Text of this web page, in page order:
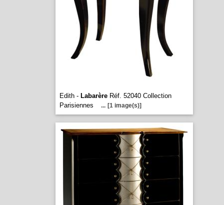
Edith - LabarèreRéf. 52040 Collection
Parisiennes
... [1 image(s)]